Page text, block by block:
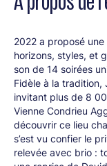
2022 a proposé
horizons, styles, et
son de 14 soirées
Fidèle à la
invitant plus de 8
Vienne Condrieu
découvrir ce lieu
s’est vu confier le
relevée avec brio :